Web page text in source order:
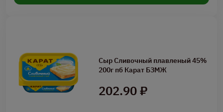
Сыр Сливочный плавленый 45%
200г пб Карат БЗМЖ
202.90 ₽